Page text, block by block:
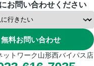
お問い合わせください
無料お問い合わせ
ットワーク山形西バイパス店